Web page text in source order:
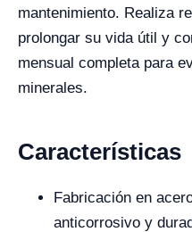
mantenimiento. Realiza
prolongar su vida útil y
mensual completa para
minerales.
Características
Fabricación en
anticorrosivo y